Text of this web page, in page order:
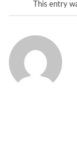
This entry